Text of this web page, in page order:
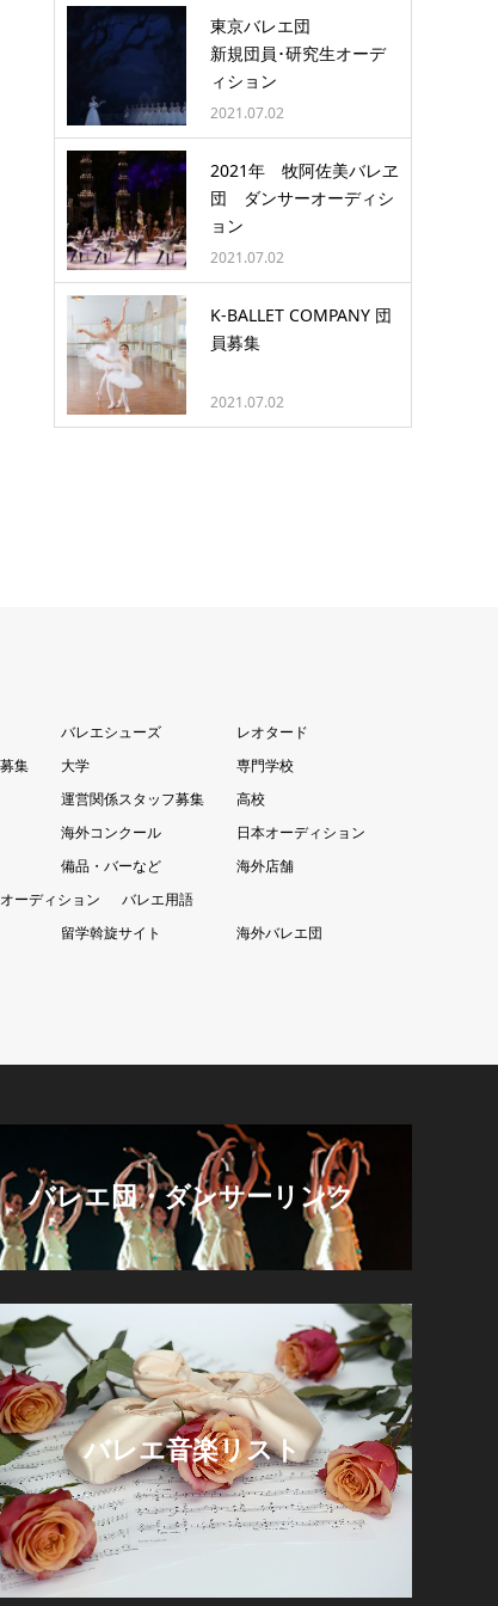
東京バレエ団
新規団員･研究生オーデ
ィション
2021.07.02
2021年 牧阿佐美バレヱ
団 ダンサーオーディシ
ョン
2021.07.02
K-BALLET COMPANY 団
員募集
2021.07.02
バレエシューズ
レオタード
集 大学
専門学校
運営関係スタッフ募集
高校
海外コンクール
日本オーディション
備品・バーなど
海外店舗
ーディション
バレエ用語
留学斡旋サイト
海外バレエ団
バレエ団・ダンサーリンク
バレエ音楽リスト